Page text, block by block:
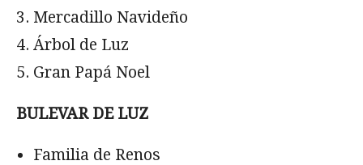
Mercadillo Navideño
Árbol de Luz
Gran Papá Noel
BULEVAR DE LUZ
Familia de Renos